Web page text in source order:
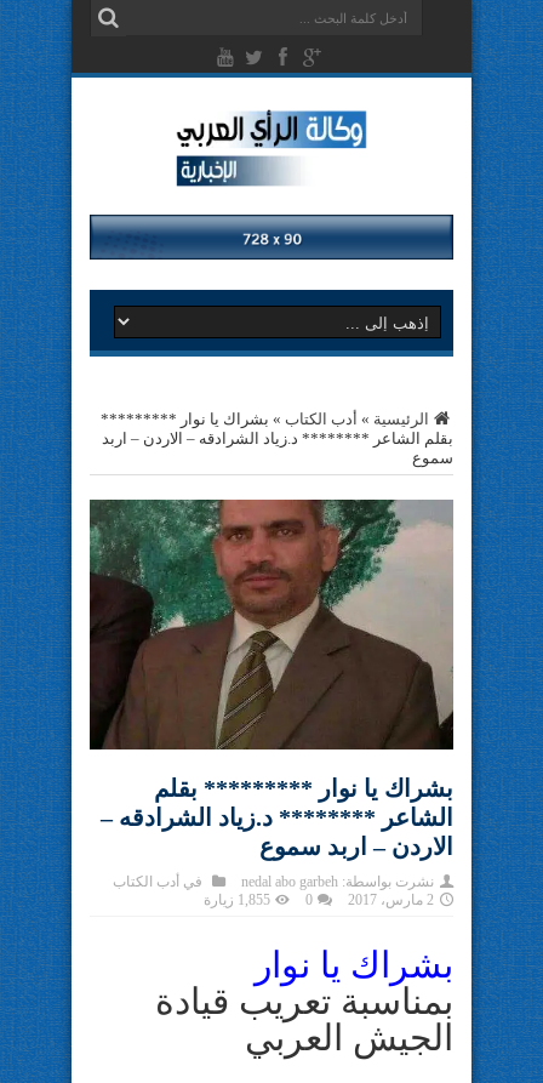
الرئيسية » أدب الكتاب » بشراك يا نوار *********
بقلم الشاعر ******** د.زياد الشرادقه – اﻻردن – اربد
سموع
بشراك يا نوار ********* بقلم
الشاعر ******** د.زياد الشرادقه –
اﻻردن – اربد سموع
نشرت بواسطة: nedal abo garbeh في أدب الكتاب
2 مارس، 2017
0 1,855 زيارة
بشراك يا نوار
بمناسبة تعريب قيادة
الجيش العربي